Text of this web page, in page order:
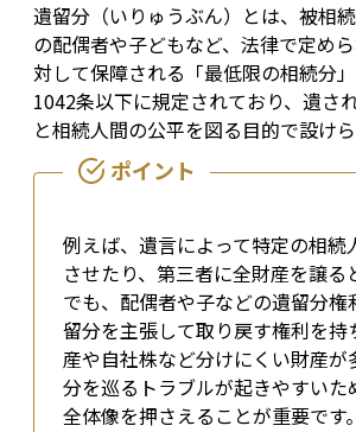
遺留分（いりゅうぶん）とは、被相
の配偶者や子どもなど、法律で定め
対して保障される「最低限の相続分
1042条以下に規定されており、遺さ
と相続人間の公平を図る目的で設けら
例えば、遺言によって特定の相続
させたり、第三者に全財産を譲る
でも、配偶者や子などの遺留分権
留分を主張して取り戻す権利を持
産や自社株など分けにくい財産が
分を巡るトラブルが起きやすいた
全体像を押さえることが重要です。